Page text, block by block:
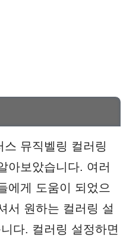
뮤직벨링 컬러링
아보았습니다. 여러
에게 도움이 되었으
서 원하는 컬러링 설
다. 컬러링 설정하면